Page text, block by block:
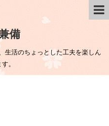
備
生活のちょっとした工夫を楽しん
。